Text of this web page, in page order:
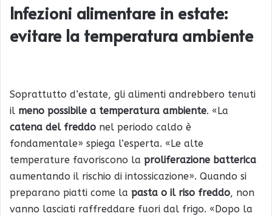
Infezioni alimentare in estate:
evitare la temperatura ambiente
Soprattutto d’estate, gli alimenti andrebbero tenuti
il meno possibile a temperatura ambiente. «La
catena del freddo nel periodo caldo è
fondamentale» spiega l’esperta. «Le alte
temperature favoriscono la proliferazione batterica
aumentando il rischio di intossicazione». Quando si
preparano piatti come la pasta o il riso freddo, non
vanno lasciati raffreddare fuori dal frigo. «Dopo la